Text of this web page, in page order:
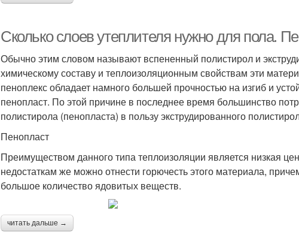
Сколько слоев утеплителя нужно для пола.
Обычно этим словом называют вспененный полистирол и
химическому составу и теплоизоляционным свойствам эти
пеноплекс обладает намного большей прочностью на изгиб и
пенопласт. По этой причине в последнее время большинство
полистирола (пенопласта) в пользу экструдированного
Пенопласт
Преимуществом данного типа теплоизоляции является низкая
недостаткам же можно отнести горючесть этого материала,
большое количество ядовитых веществ.
читать дальше →